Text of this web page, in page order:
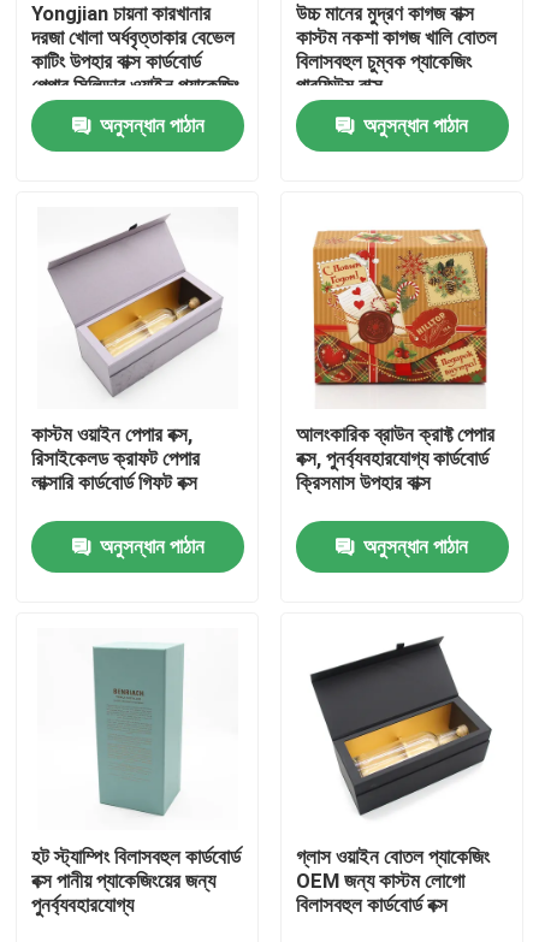
পণ্য
আমাদের সম্পর্কে
কারখানা ভ্রমণ
যোগাযোগ করুন
উদ্ধৃতির জন্য আবেদন
কার্ডবোর্ড পেপার গিফট বক্স
Yongjian চায়না কারখানার
দরজা খোলা অর্ধবৃত্তাকার বেভেল
কাটিং উপহার বাক্স কার্ডবোর্ড
পেপার সিলিন্ডার ওয়াইন প্যাকেজিং
পেপার টিউব
অনুসন্ধান পাঠান
উচ্চ মানের মুদ্রণ কাগজ বাক্স
কাস্টম নকশা কাগজ খালি বোতল
বিলাসবহুল চুম্বক প্যাকেজিং
পারফিউম বাক্স
অনুসন্ধান পাঠান
কাস্টম ওয়াইন পেপার বক্স,
রিসাইকেলড ক্রাফট পেপার
লাক্সারি কার্ডবোর্ড গিফট বক্স
অনুসন্ধান পাঠান
আলংকারিক ব্রাউন ক্রাফ্ট পেপার
বক্স, পুনর্ব্যবহারযোগ্য কার্ডবোর্ড
ক্রিসমাস উপহার বাক্স
অনুসন্ধান পাঠান
হট স্ট্যাম্পিং বিলাসবহুল কার্ডবোর্ড
বক্স পানীয় প্যাকেজিংয়ের জন্য
পুনর্ব্যবহারযোগ্য
গ্লাস ওয়াইন বোতল প্যাকেজিং
OEM জন্য কাস্টম লোগো
বিলাসবহুল কার্ডবোর্ড বক্স